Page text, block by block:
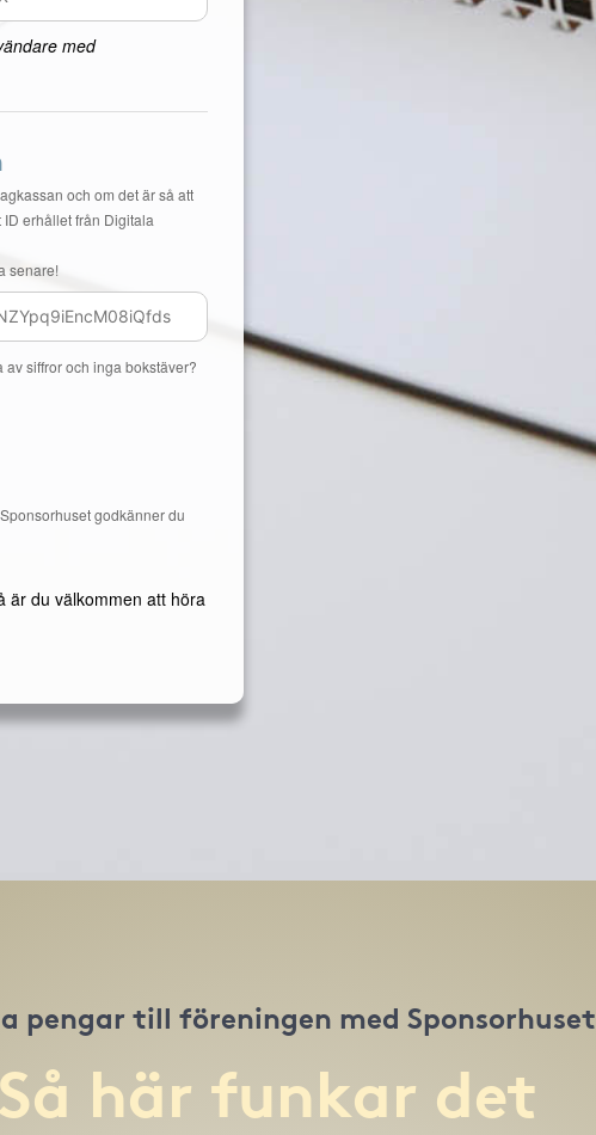
med
och om det är så att
erhållet från Digitala
senare!
siffror och inga bokstäver?
godkänner du
är du välkommen att höra
pengar till föreningen med Sponsorhuset
här funkar det